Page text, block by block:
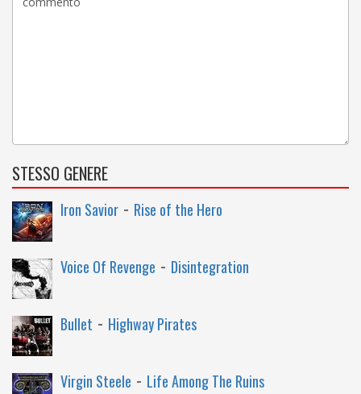
STESSO GENERE
Iron Savior - Rise of the Hero
Voice Of Revenge - Disintegration
Bullet - Highway Pirates
Virgin Steele - Life Among The Ruins